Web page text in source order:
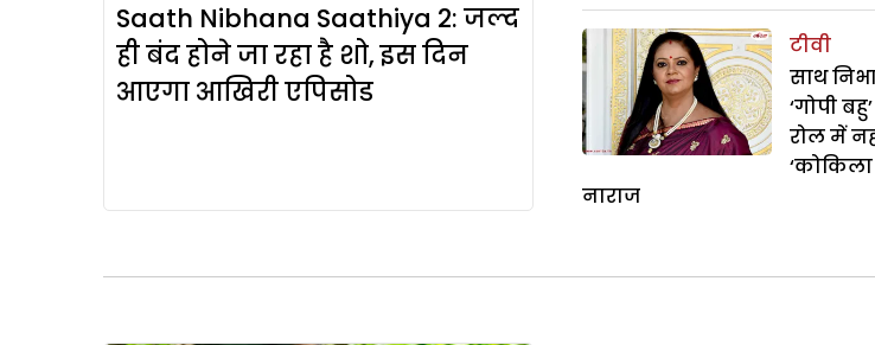
Saath Nibhana Saathiya 2: जल्द
ही बंद होने जा रहा है शो, इस दिन
आएगा आखिरी एपिसोड
टीवी
साथ
‘गोपी
रोल में
नाराज